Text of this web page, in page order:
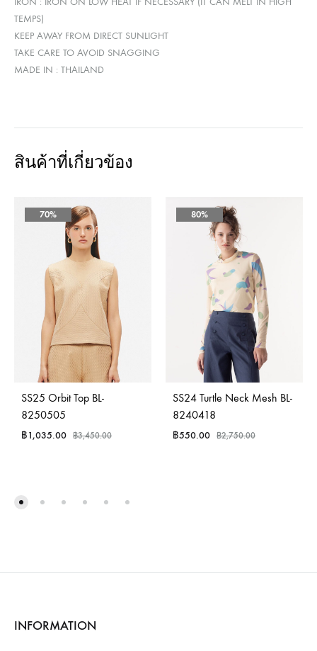
TEMPS)
KEEP AWAY FROM DIRECT SUNLIGHT
TAKE CARE TO AVOID SNAGGING
MADE IN : THAILAND
สินค้าที่เกี่ยวข้อง
70%
SS25 Orbit Top BL-
8250505
฿1,035.00 ฿3,450.00
80%
SS24 Turtle Neck Mesh BL-
8240418
฿550.00 ฿2,750.00
INFORMATION